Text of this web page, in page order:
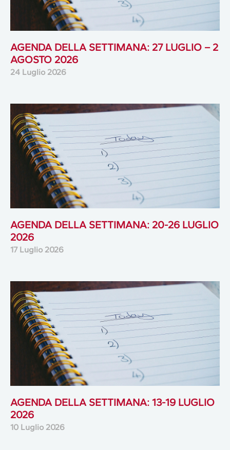
AGENDA DELLA SETTIMANA: 27 LUGLIO – 2
AGOSTO 2026
24 Luglio 2026
AGENDA DELLA SETTIMANA: 20-26 LUGLIO
2026
17 Luglio 2026
AGENDA DELLA SETTIMANA: 13-19 LUGLIO
2026
10 Luglio 2026